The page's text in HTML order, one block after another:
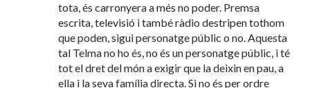
tota, és carronyera a més no poder. Premsa
escrita, televisió i també ràdio destripen tothom
que poden, sigui personatge públic o no. Aquesta
tal Telma no ho és, no és un personatge públic, i té
tot el dret del món a exigir que la deixin en pau, a
ella i la seva família directa. Si no és per ordre